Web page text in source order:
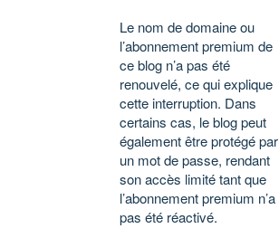
Le nom de domaine ou
l’abonnement premium de
ce blog n’a pas été
renouvelé, ce qui explique
cette interruption. Dans
certains cas, le blog peut
également être protégé par
un mot de passe, rendant
son accès limité tant que
l’abonnement premium n’a
pas été réactivé.